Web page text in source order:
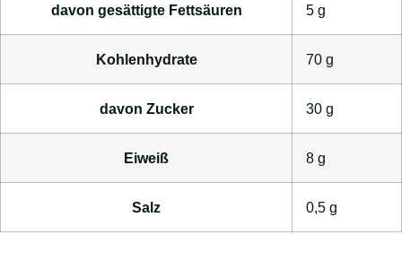
davon gesättigte Fettsäuren 5 g
Kohlenhydrate 70 g
davon Zucker 30 g
Eiweiß 8 g
Salz 0,5 g